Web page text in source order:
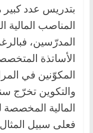
بتدريس عدد كبير
المناصب
المدرّسين،
الأساتذة
المكوّنين في
المالية المخصصة
فعلى سبيل